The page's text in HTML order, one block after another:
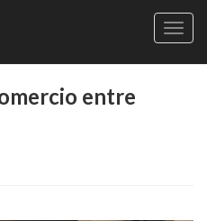
entre